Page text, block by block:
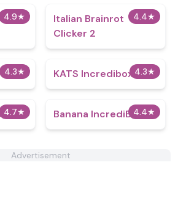
4.9★ 4.4★
Italian Brainrot
Clicker 2
4.3★ 4.3★
KATS Incredibox
4.7★ 4.4★
Banana IncrediBox
Advertisement